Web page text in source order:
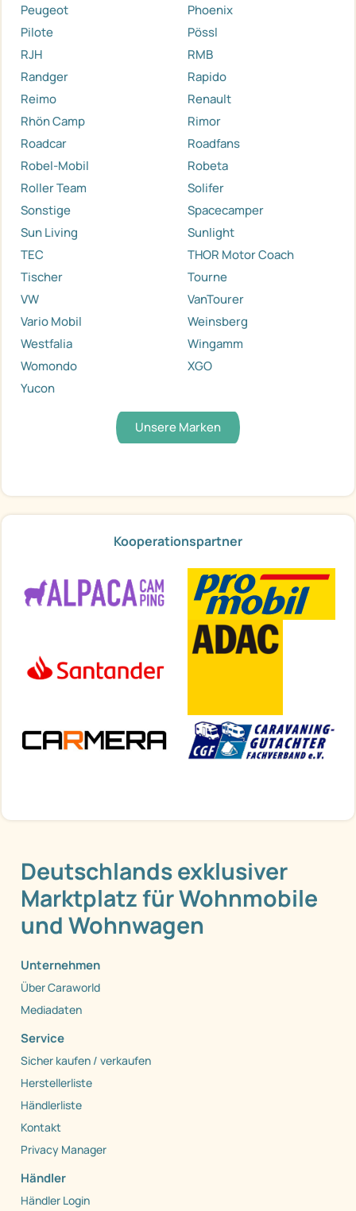
Peugeot
Phoenix
Pilote
Pössl
RJH
RMB
Randger
Rapido
Reimo
Renault
Rhön Camp
Rimor
Roadcar
Roadfans
Robel-Mobil
Robeta
Roller Team
Solifer
Sonstige
Spacecamper
Sun Living
Sunlight
TEC
THOR Motor Coach
Tischer
Tourne
VW
VanTourer
Vario Mobil
Weinsberg
Westfalia
Wingamm
Womondo
XGO
Yucon
Unsere Marken
Kooperationspartner
Deutschlands exklusiver
Marktplatz für Wohnmobile
und Wohnwagen
Unternehmen
Über Caraworld
Mediadaten
Service
Sicher kaufen / verkaufen
Herstellerliste
Händlerliste
Kontakt
Privacy Manager
Händler
Händler Login